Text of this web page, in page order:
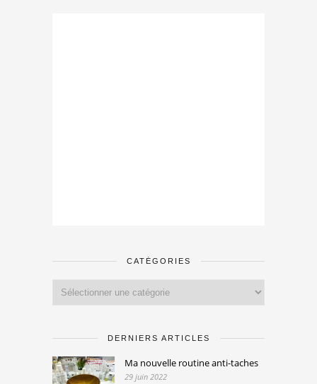
CATÉGORIES
DERNIERS ARTICLES
Ma nouvelle routine anti-taches
29 juin 2022